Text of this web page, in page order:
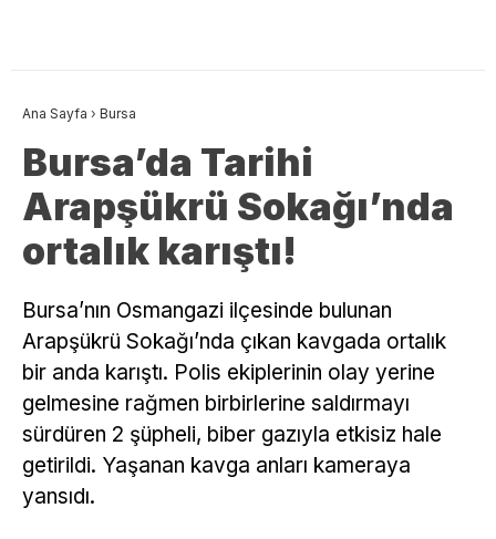
Ana Sayfa › Bursa
Bursa’da Tarihi
Arapşükrü Sokağı’nda
ortalık karıştı!
Bursa’nın Osmangazi ilçesinde bulunan
Arapşükrü Sokağı’nda çıkan kavgada ortalık
bir anda karıştı. Polis ekiplerinin olay yerine
gelmesine rağmen birbirlerine saldırmayı
sürdüren 2 şüpheli, biber gazıyla etkisiz hale
getirildi. Yaşanan kavga anları kameraya
yansıdı.